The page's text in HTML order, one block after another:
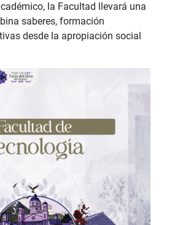
la Facultad llevará una
saberes, formación
desde la apropiación social